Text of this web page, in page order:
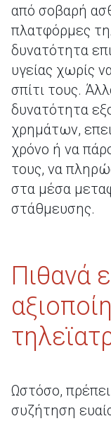
από σοβαρή
πλατφόρμες
δυνατότητα
υγείας χωρίς
σπίτι τους.
δυνατότητα
χρημάτων,
χρόνο ή να
τους, να
στα μέσα
στάθμευσης.
Πιθανά
Ωστόσο,
συζήτηση